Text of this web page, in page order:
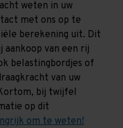
weten in uw
met ons op te
berekening uit. Dit
aankoop van een rij
belastingbordjes of
van uw
bij twijfel
op dit
om te weten!